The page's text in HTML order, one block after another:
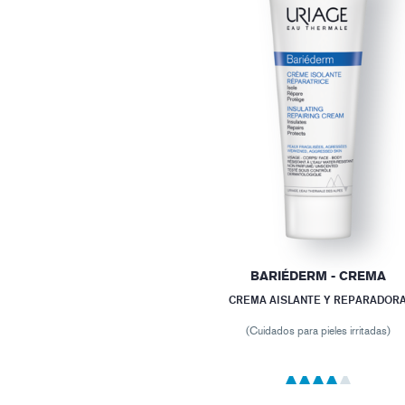
BARIÉDERM - CREMA
CREMA AISLANTE Y
(Cuidados para pieles irritadas)